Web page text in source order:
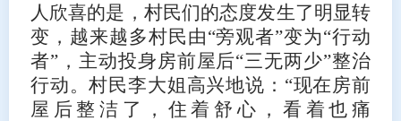
人欣喜的是，村民们的态度发生了明显转
变，越来越多村民由“旁观者”变为“行动
者”，主动投身房前屋后“三无两少”整治
行动。村民李大姐高兴地说：“现在房前
屋后整洁了，住着舒心，看着也痛